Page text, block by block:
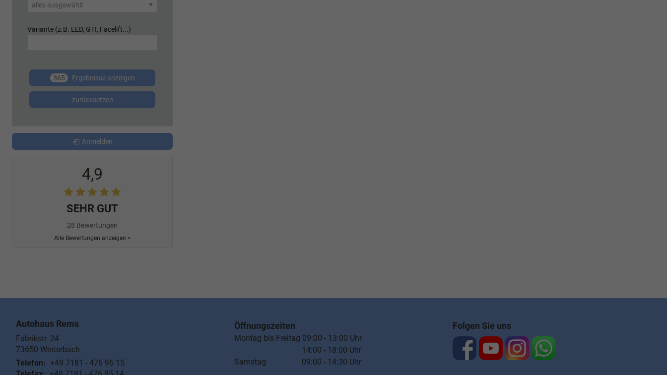
alles ausgewählt
Variante (z.B. LED, GTI, Facelift...)
365 Ergebnisse anzeigen
zurücksetzen
Anmelden
4,9
SEHR GUT
28 Bewertungen
Alle Bewertungen anzeigen >
Autohaus Rems
Fabrikstr. 24
73650 Winterbach
Telefon: +49 7181 - 476 95 15
Öffnungszeiten
Montag bis Freitag 09:00 - 13:00 Uhr
14:00 - 18:00 Uhr
Samstag 09:00 - 14:30 Uhr
Folgen Sie uns